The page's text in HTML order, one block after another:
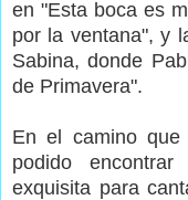
en "Esta boca es
por la ventana", y
Sabina, donde
de Primavera".
En el camino
podido
exquisita para